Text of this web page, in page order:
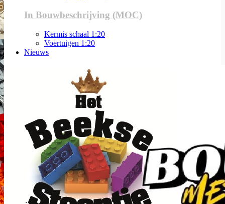
In Bouwbeschrijving (MOC)
Kermis schaal 1:20
Voertuigen 1:20
Nieuws